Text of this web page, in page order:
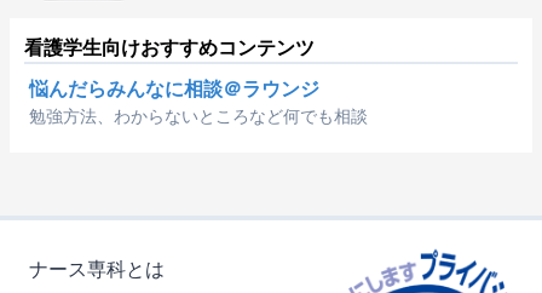
看護学生向けおすすめコンテンツ
悩んだらみんなに相談＠ラウンジ
勉強方法、わからないところなど何でも相談
ナース専科とは